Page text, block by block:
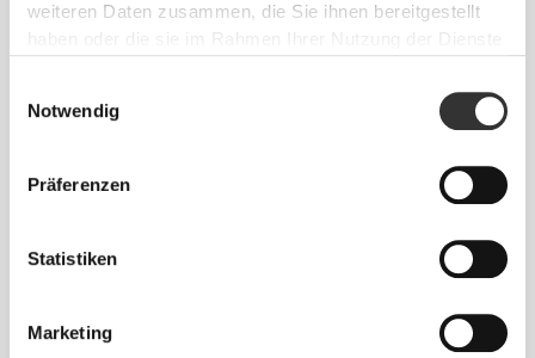
weiteren Daten zusammen, die Sie ihnen bereitgestellt
haben oder die sie im Rahmen Ihrer Nutzung der Dienste
Notwendig
Präferenzen
Statistiken
Marketing
Sich jeden Tag bequem und frei bewegen zu
können, das ist die Devise.